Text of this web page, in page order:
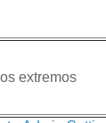
extremos